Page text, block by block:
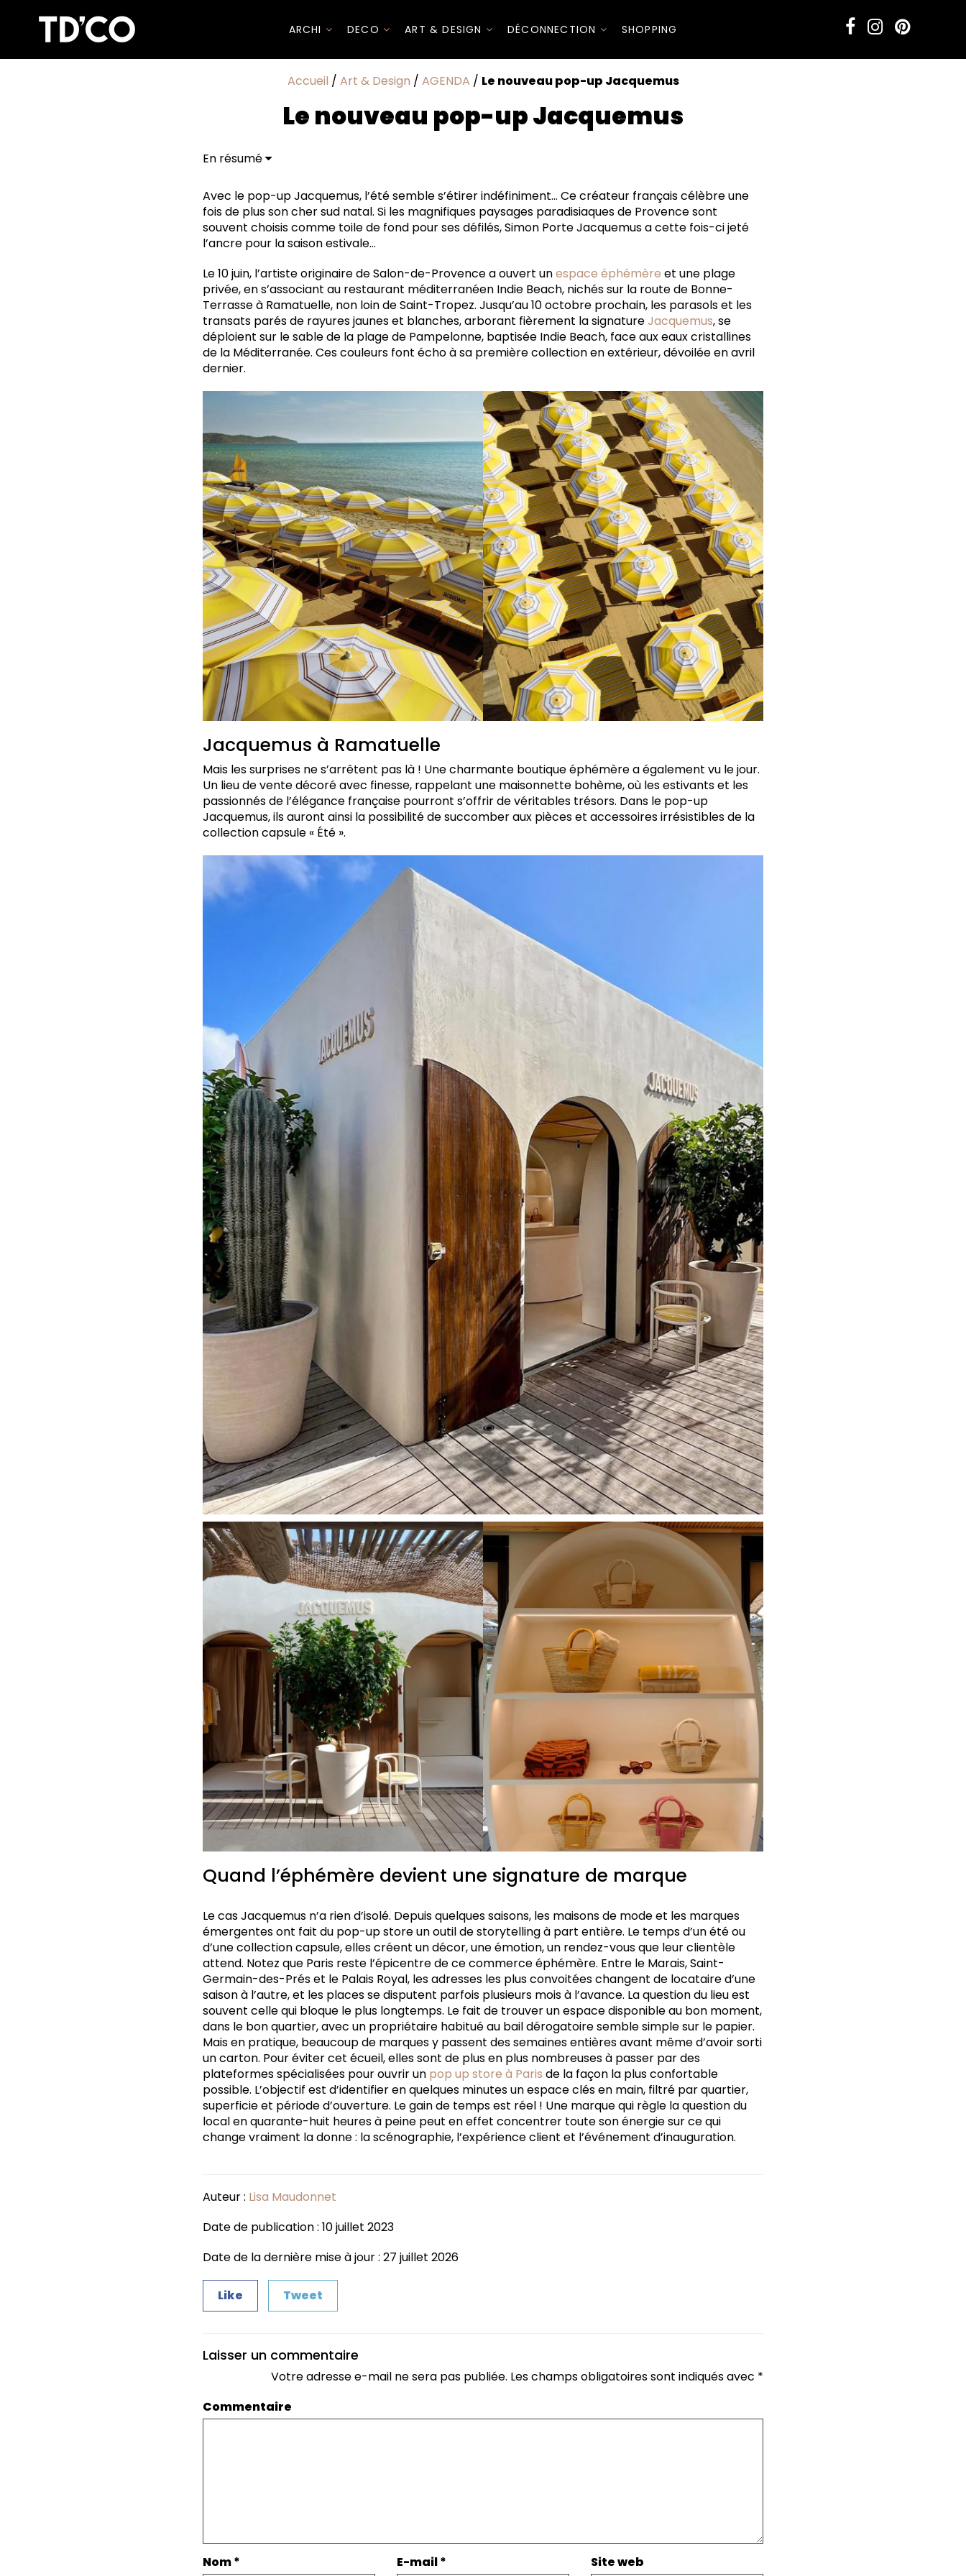
ARCHI DECO ART & DESIGN DÉCONNECTION SHOPPING
Accueil / Art & Design / AGENDA / Le nouveau pop-up Jacquemus
Le nouveau pop-up Jacquemus
En résumé
Quand l'éphémère devient une signature de marque
Avec le pop-up Jacquemus, l’été semble s’étirer indéfiniment… Ce créateur français célèbre une
fois de plus son cher sud natal. Si les magnifiques paysages paradisiaques de Provence sont
souvent choisis comme toile de fond pour ses défilés, Simon Porte Jacquemus a cette fois-ci jeté
l’ancre pour la saison estivale…
Le 10 juin, l’artiste originaire de Salon-de-Provence a ouvert unespace éphémère et une plage
privée, en s’associant au restaurant méditerranéen Indie Beach, nichés sur la route de Bonne-
Terrasse à Ramatuelle, non loin de Saint-Tropez. Jusqu’au 10 octobre prochain, les parasols et les
transats parés de rayures jaunes et blanches, arborant fièrement la signatureJacquemus, se
déploient sur le sable de la plage de Pampelonne, baptisée Indie Beach, face aux eaux cristallines
de la Méditerranée. Ces couleurs font écho à sa première collection en extérieur, dévoilée en avril
dernier.
Jacquemus à Ramatuelle
Mais les surprises ne s’arrêtent pas là ! Une charmante boutique éphémère a également vu le jour.
Un lieu de vente décoré avec finesse, rappelant une maisonnette bohème, où les estivants et les
passionnés de l’élégance française pourront s’offrir de véritables trésors. Dans le pop-up
Jacquemus, ils auront ainsi la possibilité de succomber aux pièces et accessoires irrésistibles de la
collection capsule « Été ».
Quand l’éphémère devient une signature de marque
Le cas Jacquemus n’a rien d’isolé. Depuis quelques saisons, les maisons de mode et les marques
émergentes ont fait du pop-up store un outil de storytelling à part entière. Le temps d’un été ou
d’une collection capsule, elles créent un décor, une émotion, un rendez-vous que leur clientèle
attend. Notez que Paris reste l’épicentre de ce commerce éphémère. Entre le Marais, Saint-
Germain-des-Prés et le Palais Royal, les adresses les plus convoitées changent de locataire d’une
saison à l’autre, et les places se disputent parfois plusieurs mois à l’avance. La question du lieu est
souvent celle qui bloque le plus longtemps. Le fait de trouver un espace disponible au bon moment,
dans le bon quartier, avec un propriétaire habitué au bail dérogatoire semble simple sur le papier.
Mais en pratique, beaucoup de marques y passent des semaines entières avant même d’avoir sorti
un carton. Pour éviter cet écueil, elles sont de plus en plus nombreuses à passer par des
plateformes spécialisées pour ouvrir un pop up store à Paris de la façon la plus confortable
possible. L’objectif est d’identifier en quelques minutes un espace clés en main, filtré par quartier,
superficie et période d’ouverture. Le gain de temps est réel ! Une marque qui règle la question du
local en quarante-huit heures à peine peut en effet concentrer toute son énergie sur ce qui
change vraiment la donne : la scénographie, l’expérience client et l’événement d’inauguration.
Auteur : Lisa Maudonnet
Date de publication : 10 juillet 2023
Date de la dernière mise à jour : 27 juillet 2026
Like Tweet
Laisser un commentaire
Votre adresse e-mail ne sera pas publiée. Les champs obligatoires sont indiqués avec *
Commentaire
Nom* E-mail* Site web